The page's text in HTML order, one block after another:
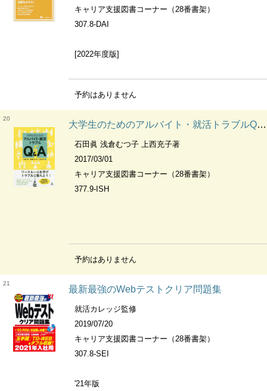
キャリア支援図書コーナー（28番書架）
307.8-DAI
[2022年度版]
予約はありません
20
大学生のためのアルバイト・就活トラブルQ&A
石田眞 浅倉むつ子 上西充子著
2017/03/01
キャリア支援図書コーナー（28番書架）
377.9-ISH
予約はありません
21
最新最強のWebテストクリア問題集
就活カレッジ監修
2019/07/20
キャリア支援図書コーナー（28番書架）
307.8-SEI
'21年版